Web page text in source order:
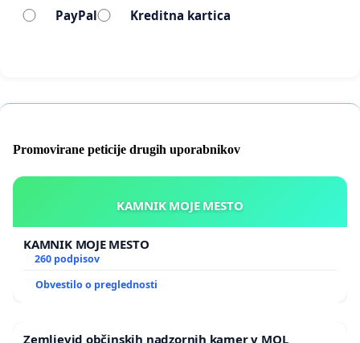
PayPal Kreditna kartica
Promovirane peticije drugih uporabnikov
KAMNIK MOJE MESTO
KAMNIK MOJE MESTO
260 podpisov
Obvestilo o preglednosti
Zemljevid občinskih nadzornih kamer v MOL